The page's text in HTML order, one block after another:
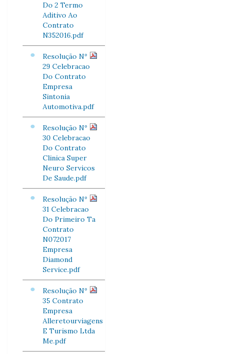
Do 2 Termo
Aditivo Ao
Contrato
N352016.pdf
Resolução Nº
29 Celebracao
Do Contrato
Empresa
Sintonia
Automotiva.pdf
Resolução Nº
30 Celebracao
Do Contrato
Clinica Super
Neuro Servicos
De Saude.pdf
Resolução Nº
31 Celebracao
Do Primeiro Ta
Contrato
N072017
Empresa
Diamond
Service.pdf
Resolução Nº
35 Contrato
Empresa
Alleretourviagens
E Turismo Ltda
Me.pdf